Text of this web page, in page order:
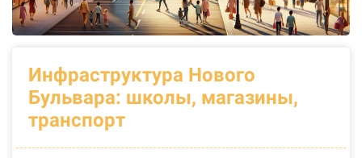
Инфраструктура Нового
Бульвара: школы, магазины,
транспорт